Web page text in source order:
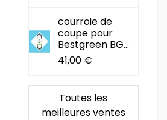
courroie de
coupe pour
Bestgreen BG...
41,00 €
Toutes les
meilleures ventes